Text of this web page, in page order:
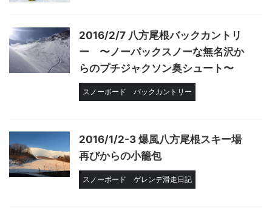
2016/2/7 八方尾根バックカントリ
ー 〜ノーパックスノーな無名沢か
らのプチジャクソン奥シュート〜
スノーボード バックカントリー
2016/1/2-3 爆風八方尾根スキー場
再びからの小籠包
スノーボード ゲレンデ滑走日記